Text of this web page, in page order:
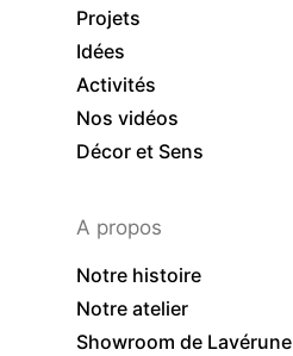
Projets
Idées
Activités
Nos vidéos
Décor et Sens
A propos
Notre histoire
Notre atelier
Showroom de Lavérune